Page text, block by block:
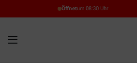
Öffnetum 08:30 Uhr